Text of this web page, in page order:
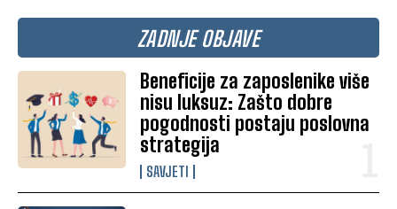
ZADNJE OBJAVE
Beneficije za zaposlenike više
nisu luksuz: Zašto dobre
pogodnosti postaju poslovna
strategija
SAVJETI